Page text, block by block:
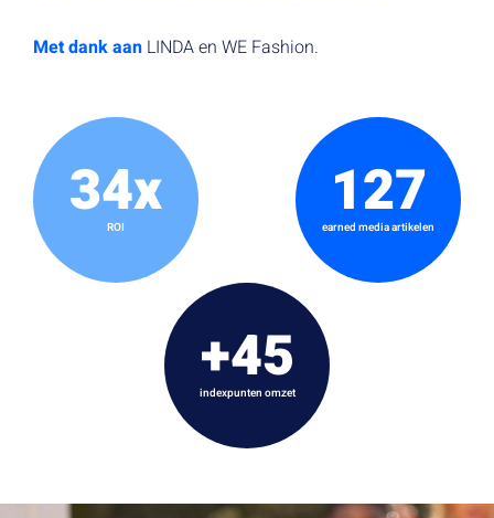
Met dank aan LINDA en WE Fashion.
34x
ROI 127
earned media artikelen
+45
indexpunten omzet